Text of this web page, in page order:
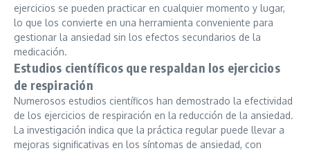
ejercicios se pueden practicar en cualquier momento y lugar,
lo que los convierte en una herramienta conveniente para
gestionar la ansiedad sin los efectos secundarios de la
medicación.
Estudios científicos que respaldan los ejercicios
de respiración
Numerosos estudios científicos han demostrado la efectividad
de los ejercicios de respiración en la reducción de la ansiedad.
La investigación indica que la práctica regular puede llevar a
mejoras significativas en los síntomas de ansiedad, con